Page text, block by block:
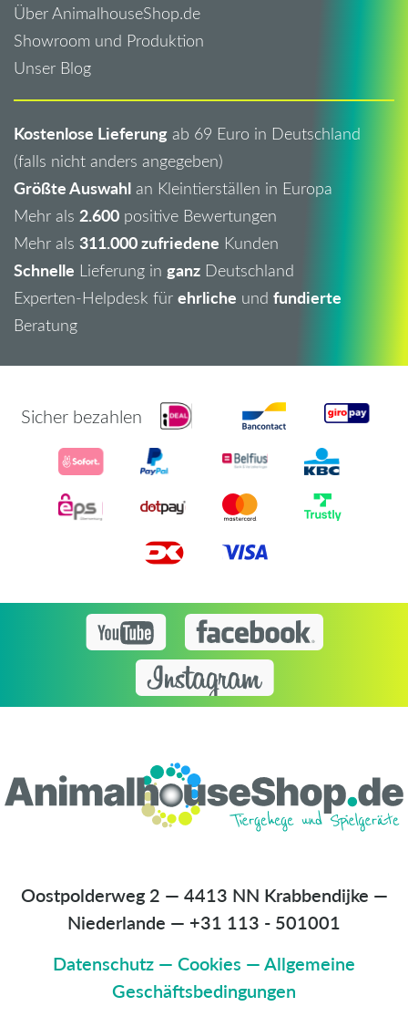
Über AnimalhouseShop.de
Showroom und Produktion
Unser Blog
Kostenlose Lieferung ab 69 Euro in Deutschland
(falls nicht anders angegeben)
Größte Auswahl an Kleintierställen in Europa
Mehr als 2.600 positive Bewertungen
Mehr als 311.000 zufriedene Kunden
Schnelle Lieferung in ganz Deutschland
Experten-Helpdesk für ehrliche und fundierte
Beratung
Sicher bezahlen
Oostpolderweg 2 — 4413 NN Krabbendijke —
Niederlande — +31 113 - 501001
Datenschutz — Cookies —Allgemeine
Geschäftsbedingungen